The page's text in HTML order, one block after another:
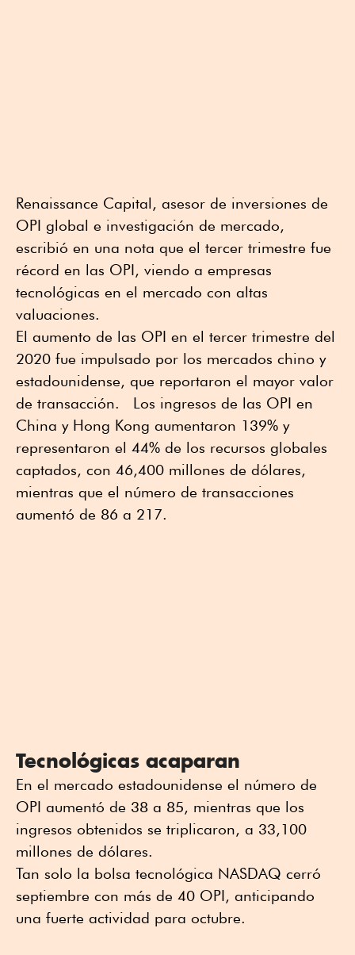
Renaissance Capital, asesor de inversiones de
OPI global e investigación de mercado,
escribió en una nota que el tercer trimestre fue
récord en las OPI, viendo a empresas
tecnológicas en el mercado con altas
valuaciones.
El aumento de las OPI en el tercer trimestre del
2020 fue impulsado por los mercados chino y
estadounidense, que reportaron el mayor valor
de transacción. Los ingresos de las OPI en
China y Hong Kong aumentaron 139% y
representaron el 44% de los recursos globales
captados, con 46,400 millones de dólares,
mientras que el número de transacciones
aumentó de 86 a 217.
Tecnológicas acaparan
En el mercado estadounidense el número de
OPI aumentó de 38 a 85, mientras que los
ingresos obtenidos se triplicaron, a 33,100
millones de dólares.
Tan solo la bolsa tecnológica NASDAQ cerró
septiembre con más de 40 OPI, anticipando
una fuerte actividad para octubre.